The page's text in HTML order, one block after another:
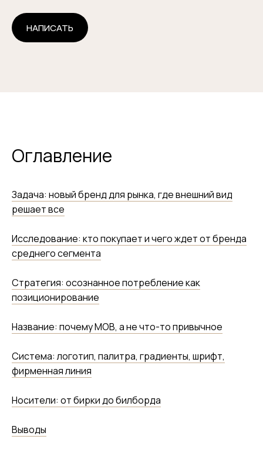
НАПИСАТЬ
Оглавление
Задача: новый бренд для рынка, где внешний вид
решает все
Исследование: кто покупает и чего ждет от бренда
среднего сегмента
Стратегия: осознанное потребление как
позиционирование
Название: почему МОВ, а не что-то привычное
Система: логотип, палитра, градиенты, шрифт,
фирменная линия
Носители: от бирки до билборда
Выводы